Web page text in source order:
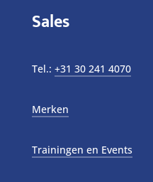
Sales
Tel.: +31 30 241 4070
Merken
Trainingen en Events